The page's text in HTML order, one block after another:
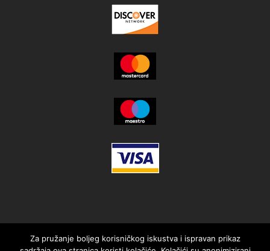
Za pružanje boljeg korisničkog iskustva i ispravan prikaz